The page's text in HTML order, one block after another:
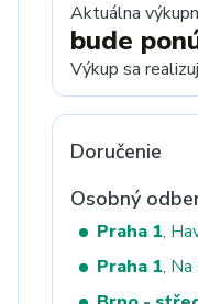
Aktuálna
bude
Výkup sa
Doručenie
Osobný
Praha 1,
Praha 1,